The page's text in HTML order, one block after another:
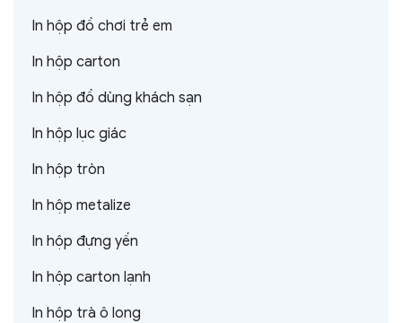
In hộp đồ chơi trẻ em
In hộp carton
In hộp đồ dùng khách sạn
In hộp lục giác
In hộp tròn
In hộp metalize
In hộp đựng yến
In hộp carton lạnh
In hộp trà ô long